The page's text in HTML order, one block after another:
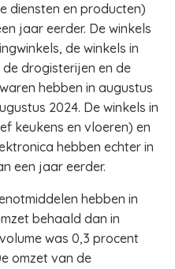
diensten en producten)
jaar eerder. De winkels
de winkels in
drogisterijen en de
hebben in augustus
2024. De winkels in
keukens en vloeren) en
hebben echter in
een jaar eerder.
hebben in
behaald dan in
was 0,3 procent
omzet van de